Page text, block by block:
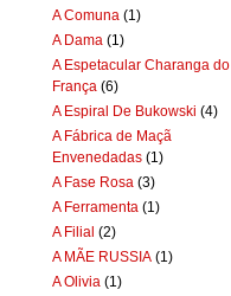
A Comuna (1)
A Dama (1)
A Espetacular Charanga do
França (6)
A Espiral De Bukowski (4)
A Fábrica de Maçã
Envenedadas (1)
A Fase Rosa (3)
A Ferramenta (1)
A Filial (2)
A MÃE RUSSIA (1)
A Olivia (1)